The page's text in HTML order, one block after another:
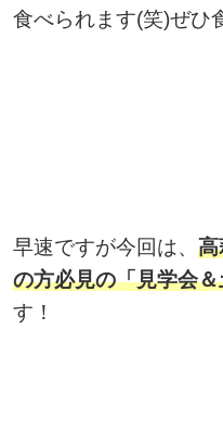
食べられます(笑)ぜひ
早速ですが今回は、 高
の方必見の「見学会
す！